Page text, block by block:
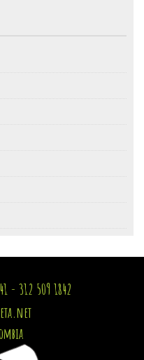
- 312 509 1842